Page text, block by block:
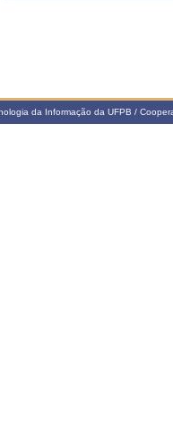
da Informação da UFPB /